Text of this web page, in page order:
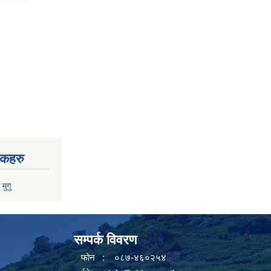
मुगु
सम्पर्क विवरण
फोन : ०८७-४६०२५४